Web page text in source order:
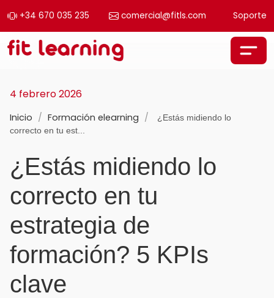
+34 670 035 235 comercial@fitls.com Soporte
Saltar al contenido
Navegación principal
4 febrero 2026
Inicio / Formación elearning /
¿Estás midiendo lo
correcto en tu est...
¿Estás midiendo lo
correcto en tu
estrategia de
formación? 5 KPIs
clave